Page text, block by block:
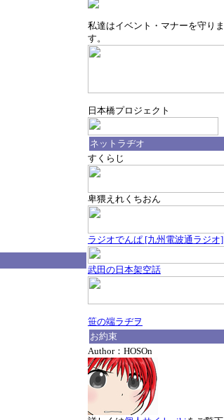
私達はイベント・マナーを守りま
す。
日本橋プロジェクト
ネットラヂオ
すくらじ
卑猥えれくちおん
ラジオでんぱ [九州電波通ラジオ]
武田の日本架空話
笹の端ラヂヲ
お約束
Author：HOSOn